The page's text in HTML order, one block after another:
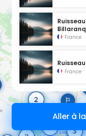
France
France
Aller à